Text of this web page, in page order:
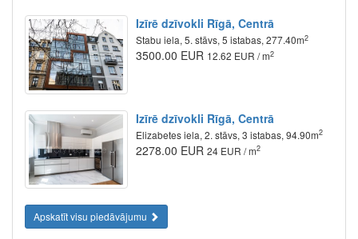
Izīrē dzīvokli Rīgā, Centrā
Stabu iela, 5. stāvs, 5 istabas, 277.40m2
3500.00 EUR 12.62 EUR / m2
Izīrē dzīvokli Rīgā, Centrā
Elizabetes iela, 2. stāvs, 3 istabas, 94.90m2
2278.00 EUR 24 EUR / m2
Apskatīt visu piedāvājumu